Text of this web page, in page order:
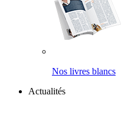
Nos livres blancs
Actualités